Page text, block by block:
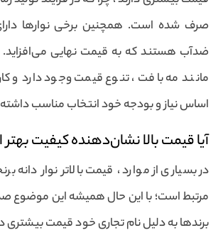
صرف شده است. همچنین برخی نوارها
ضدآب هستند که به قیمت نهایی
مانند مه بافت ، تنوع قیمت وجود دارد و
اساس نیاز و بودجه خود انتخاب مناسب
آیا قیمت بالا نشان‌دهنده کیفیت
در بسیاری از موارد ، قیمت بالاتر نوار دانه
مرتبط است؛ با این حال همیشه این موضوع
برندها به دلیل نام تجاری خود قیمت بیشتری